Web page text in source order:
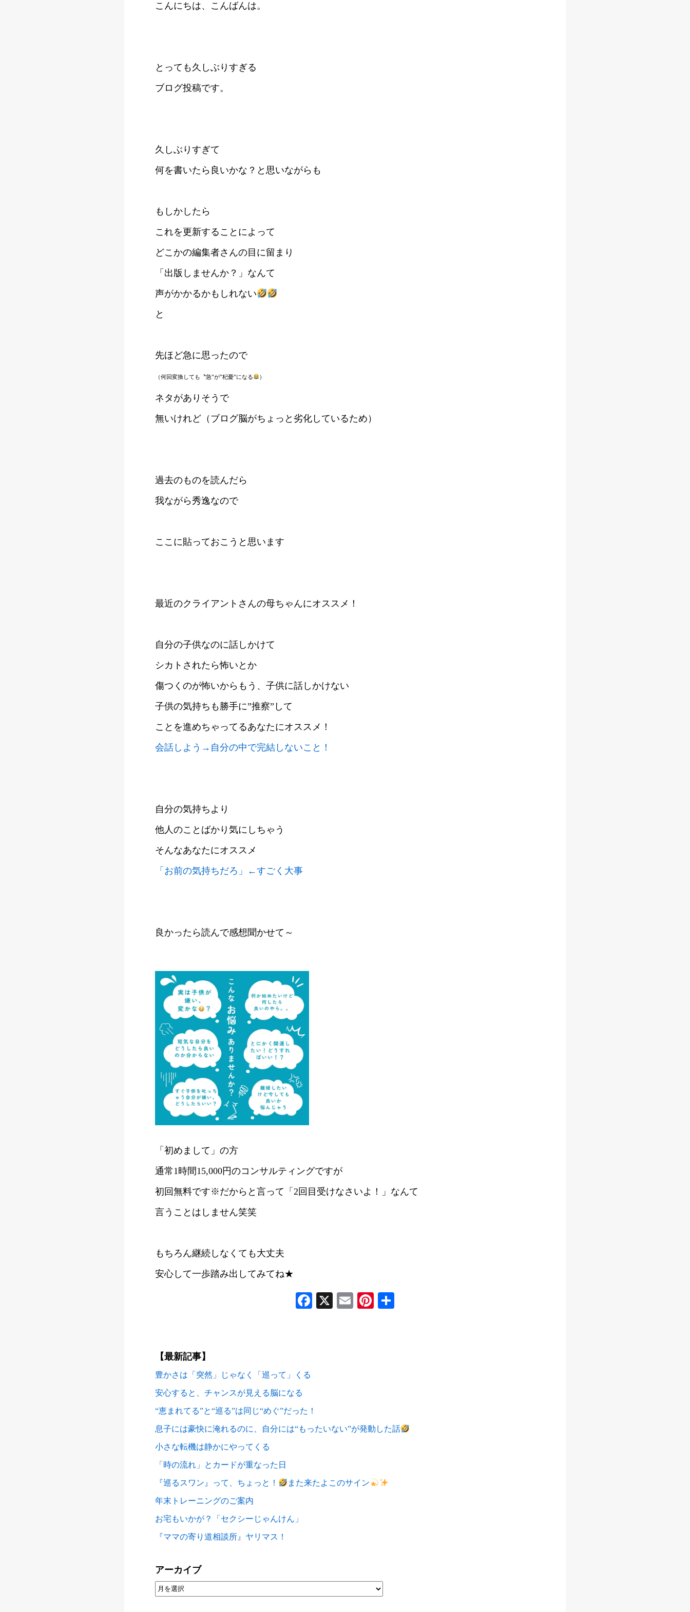
こんにちは、こんばんは。
とっても久しぶりすぎる
ブログ投稿です。
久しぶりすぎて
何を書いたら良いかな？と思いながらも
もしかしたら
これを更新することによって
どこかの編集者さんの目に留まり
「出版しませんか？」なんて
声がかかるかもしれない
と
先ほど急に思ったので
（何回変換しても〝急”が”杞憂”になる ）
ネタがありそうで
無いけれど（ブログ脳がちょっと劣化しているため）
過去のものを読んだら
我ながら秀逸なので
ここに貼っておこうと思います
最近のクライアントさんの母ちゃんにオススメ！
自分の子供なのに話しかけて
シカトされたら怖いとか
傷つくのが怖いからもう、子供に話しかけない
子供の気持ちも勝手に”推察”して
ことを進めちゃってるあなたにオススメ！
会話しよう→自分の中で完結しないこと！
自分の気持ちより
他人のことばかり気にしちゃう
そんなあなたにオススメ
「お前の気持ちだろ」←すごく大事
良かったら読んで感想聞かせて～
「初めまして」の方
通常1時間15,000円のコンサルティングですが
初回無料です※だからと言って「2回目受けなさいよ！」なんて
言うことはしません笑笑
もちろん継続しなくても大丈夫
安心して一歩踏み出してみてね★
Facebook
X EmailPinterest
【最新記事】
豊かさは「突然」じゃなく「巡って」くる
安心すると、チャンスが見える脳になる
“恵まれてる”と“巡る”は同じ“めぐ”だった！
息子には豪快に淹れるのに、自分には“もったいない”が発動した話
小さな転機は静かにやってくる
「時の流れ」とカードが重なった日
『巡るスワン』って、ちょっと！ また来たよこのサイン
年末トレーニングのご案内
お宅もいかが？「セクシーじゃんけん」
『ママの寄り道相談所』ヤリマス！
アーカイブ